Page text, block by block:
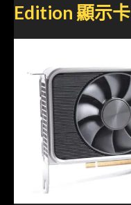
Edition 顯示卡